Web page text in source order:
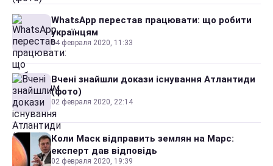
WhatsApp перестав працювати: що робити
українцям
04 февраля 2020, 11:33
Вчені знайшли докази існування Атлантиди
(фото)
02 февраля 2020, 22:14
Коли Маск відправить землян на Марс:
експерт дав відповідь
02 февраля 2020, 19:39